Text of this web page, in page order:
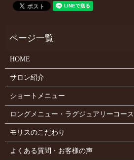
HOME
サロン紹介
ショートメニュー
ロングメニュー・ラグジュアリーコース
モリスのこだわり
よくある質問・お客様の声